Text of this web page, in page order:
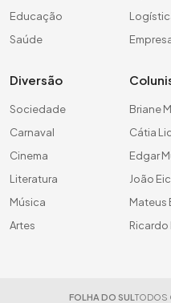
Educação
Saúde
Diversão
Sociedade
Carnaval
Cinema
Literatura
Música
Artes
Briane
Cátia
Edgar
João
Mateus
Ricardo
FOLHA DO SUL TODOS